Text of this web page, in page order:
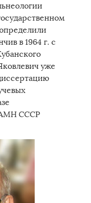
в 1964 г. с
уже
СССР